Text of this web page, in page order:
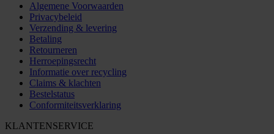
Algemene Voorwaarden
Privacybeleid
Verzending & levering
Betaling
Retourneren
Herroepingsrecht
Informatie over recycling
Claims & klachten
Bestelstatus
Conformiteitsverklaring
KLANTENSERVICE